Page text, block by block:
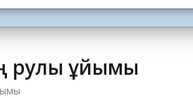
рулық ұйымы